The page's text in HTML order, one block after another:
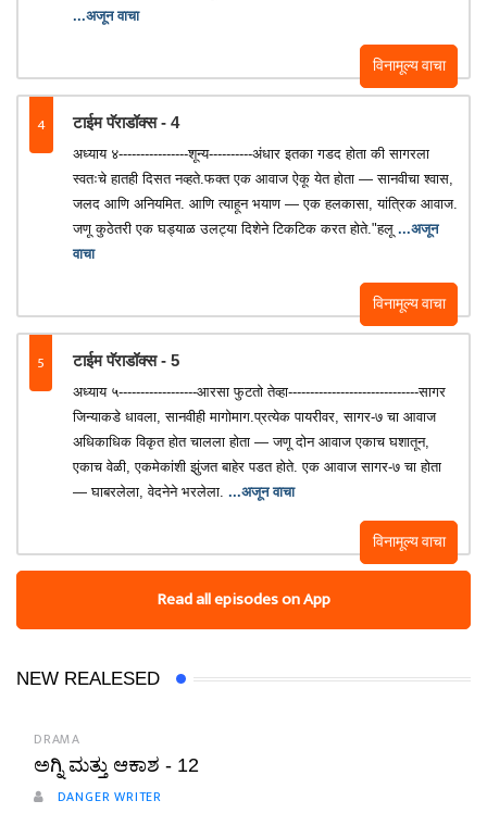
विनामूल्य वाचा
...अजून वाचा
4 टाईम पॅराडॉक्स - 4
विनामूल्य वाचा
अध्याय ४----------------शून्य----------अंधार इतका गडद होता की सागरला
स्वतःचे हातही दिसत नव्हते.फक्त एक आवाज ऐकू येत होता — सानवीचा श्वास,
जलद आणि अनियमित. आणि त्याहून भयाण — एक हलकासा, यांत्रिक आवाज.
जणू कुठेतरी एक घड्याळ उलट्या दिशेने टिकटिक करत होते."हलू ...अजून
वाचा
5 टाईम पॅराडॉक्स - 5
विनामूल्य वाचा
अध्याय ५------------------आरसा फुटतो तेव्हा------------------------------सागर
जिन्याकडे धावला, सानवीही मागोमाग.प्रत्येक पायरीवर, सागर-७ चा आवाज
अधिकाधिक विकृत होत चालला होता — जणू दोन आवाज एकाच घशातून,
एकाच वेळी, एकमेकांशी झुंजत बाहेर पडत होते. एक आवाज सागर-७ चा होता
— घाबरलेला, वेदनेने भरलेला. ...अजून वाचा
Read all episodes on App
NEW REALESED
DRAMA
ಅಗ್ನಿ ಮತ್ತು ಆಕಾಶ - 12
DANGER WRITER